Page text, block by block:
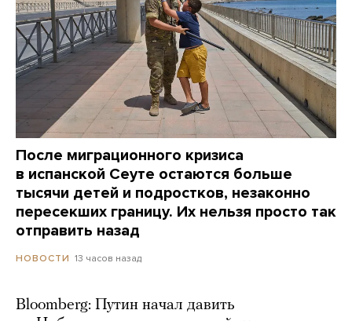
После миграционного кризиса
в испанской Сеуте остаются больше
тысячи детей и подростков, незаконно
пересекших границу. Их нельзя просто так
отправить назад
НОВОСТИ 13 часов назад
Bloomberg: Путин начал давить